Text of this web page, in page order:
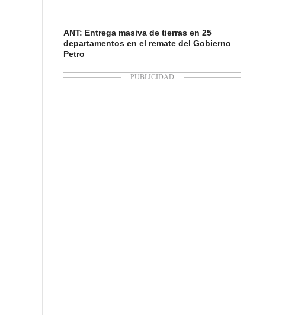
ANT: Entrega masiva de tierras en 25
departamentos en el remate del Gobierno
Petro